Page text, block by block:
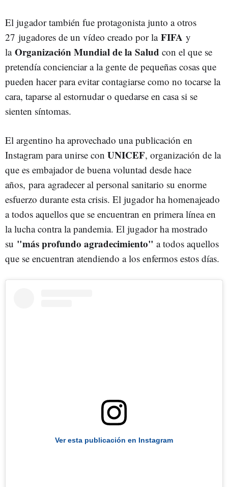
El jugador también fue protagonista junto a otros
27 jugadores de un vídeo creado por la FIFA y
la Organización Mundial de la Salud con el que se
pretendía concienciar a la gente de pequeñas cosas que
pueden hacer para evitar contagiarse como no tocarse la
cara, taparse al estornudar o quedarse en casa si se
sienten síntomas.
El argentino ha aprovechado una publicación en
Instagram para unirse con UNICEF, organización de la
que es embajador de buena voluntad desde hace
años, para agradecer al personal sanitario su enorme
esfuerzo durante esta crisis. El jugador ha homenajeado
a todos aquellos que se encuentran en primera línea en
la lucha contra la pandemia. El jugador ha mostrado
su "más profundo agradecimiento" a todos aquellos
que se encuentran atendiendo a los enfermos estos días.
Ver esta publicación en Instagram